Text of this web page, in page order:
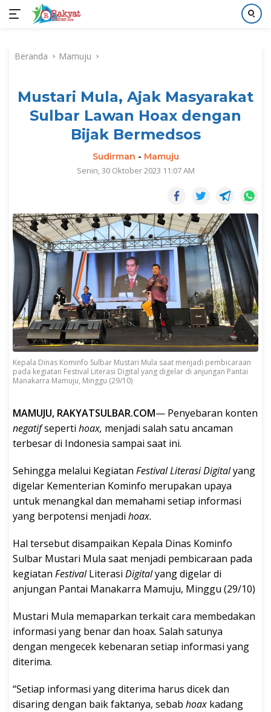
kontenBeranda Mamuju
Mustari Mula, Ajak Masyarakat
Sulbar Lawan Hoax dengan
Bijak Bermedsos
Sudirman - Mamuju
Senin, 30 Oktober 2023 11:07 AM
Kepala Dinas Kominfo Sulbar Mustari Mula saat menjadi pembicaraan
pada kegiatan Festival Literasi Digital yang digelar di anjungan Pantai
Manakarra Mamuju, Minggu (29/10)
MAMUJU, RAKYATSULBAR.COM— Penyebaran konten
negatifseperti hoax, menjadi salah satu ancaman
terbesar di Indonesia sampai saat ini.
Sehingga melalui Kegiatan Festival Literasi Digitalyang
digelar Kementerian Kominfo merupakan upaya
untuk menangkal dan memahami setiap informasi
yang berpotensi menjadi hoax.
Hal tersebut disampaikan Kepala Dinas Kominfo
Sulbar Mustari Mula saat menjadi pembicaraan pada
kegiatan FestivalLiterasi Digitalyang digelar di
anjungan Pantai Manakarra Mamuju, Minggu (29/10)
Mustari Mula memaparkan terkait cara membedakan
informasi yang benar dan hoax. Salah satunya
dengan mengecek kebenaran setiap informasi yang
diterima.
“Setiap informasi yang diterima harus dicek dan
disaring dengan baik faktanya, sebab hoax kadang